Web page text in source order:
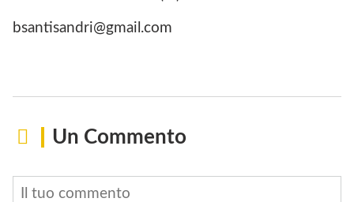
bsantisandri@gmail.com
Un Commento